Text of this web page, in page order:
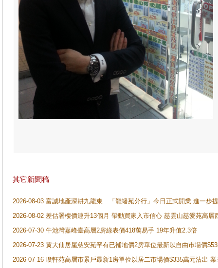
其它新聞稿
2026-08-03 富誠地產深耕九龍東 「龍蟠苑分行」今日正式開業 進一步
2026-08-02 差估署樓價連升13個月 帶動買家入市信心 慈雲山慈愛苑高層
2026-07-30 牛池灣嘉峰臺高層2房綠表價418萬易手 19年升值2.3倍
2026-07-23 黄大仙居屋慈安苑罕有已補地價2房單位最新以自由市場價
2026-07-16 瓊軒苑高層市景戶最新1房單位以居二市場價$335萬元沽出